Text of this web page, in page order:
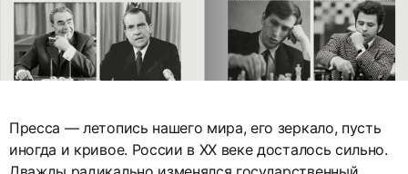
Пресса — летопись нашего мира, его зеркало, пусть
иногда и кривое. России в ХХ веке досталось сильно.